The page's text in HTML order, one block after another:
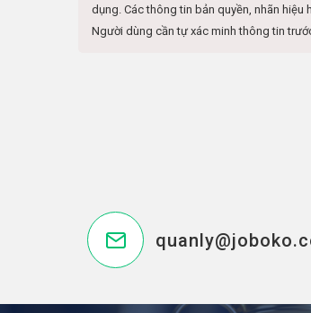
dụng. Các thông tin bản quyền, nhãn
Người dùng cần tự xác minh thông tin